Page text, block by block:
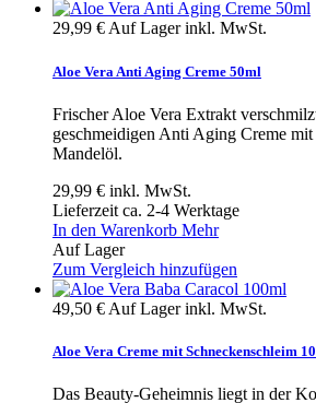
29,99 €Auf Lagerinkl. MwSt.
Aloe Vera Anti Aging Creme 50ml
Frischer Aloe Vera Extrakt
geschmeidigen Anti Aging Creme
Mandelöl.
29,99 € inkl. MwSt.
Lieferzeit ca. 2-4 Werktage
In den Warenkorb Mehr
Auf Lager
Zum Vergleich hinzufügen
49,50 € Auf Lagerinkl. MwSt.
Aloe Vera Creme mit Schneckenschleim
Das Beauty-Geheimnis liegt in der